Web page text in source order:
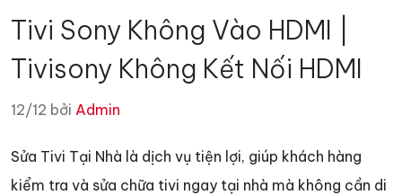
Tivi Sony Không Vào HDMI |
Tivisony Không Kết Nối HDMI
12/12 bởi Admin
Sửa Tivi Tại Nhà là dịch vụ tiện lợi, giúp khách hàng
kiểm tra và sửa chữa tivi ngay tại nhà mà không cần di